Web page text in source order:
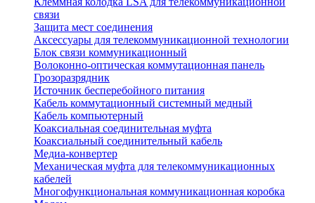
связи
Защита мест соединения
Аксессуары для телекоммуникационной технологии
Блок связи коммуникационный
Волоконно-оптическая коммутационная панель
Грозоразрядник
Источник бесперебойного питания
Кабель коммутационный системный медный
Кабель компьютерный
Коаксиальная соединительная муфта
Коаксиальный соединительный кабель
Медиа-конвертер
Механическая муфта для телекоммуникационных
кабелей
Многофункциональная коммуникационная коробка